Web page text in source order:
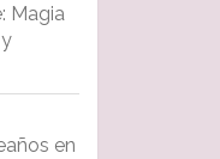
Magia
en